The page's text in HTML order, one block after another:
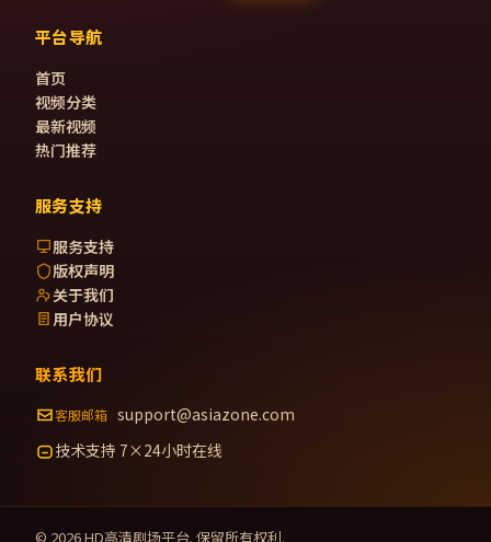
平台导航
首页
视频分类
最新视频
热门推荐
服务支持
服务支持
版权声明
关于我们
用户协议
联系我们
客服邮箱 support@asiazone.com
技术支持 7×24小时在线
© 2026HD高清剧场平台. 保留所有权利.